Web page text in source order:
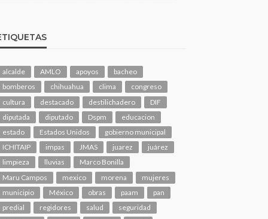
alcalde AMLO apoyos
bacheo
bomberos
chihuahua clima
congreso
cultura
destacado destilichadero
DIF
diputada
diputado Dspm
educacion
estado
Estados Unidos
gobierno municipal
ICHITAIP
impas JMAS juarez
juárez
limpieza
lluvias
Marco Bonilla
Maru Campos
mexico morena
mujeres
municipio
México obras paam
pan
predial
regidores salud
seguridad